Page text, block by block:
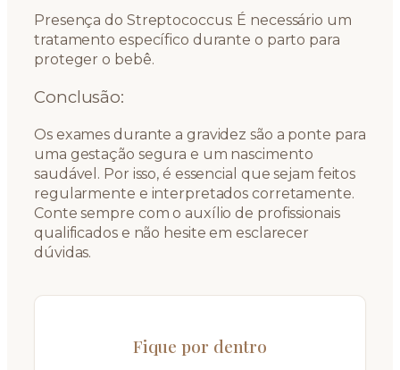
Presença do Streptococcus: É necessário um
tratamento específico durante o parto para
proteger o bebê.
Conclusão:
Os exames durante a gravidez são a ponte para
uma gestação segura e um nascimento
saudável. Por isso, é essencial que sejam feitos
regularmente e interpretados corretamente.
Conte sempre com o auxílio de profissionais
qualificados e não hesite em esclarecer
dúvidas.
Fique por dentro